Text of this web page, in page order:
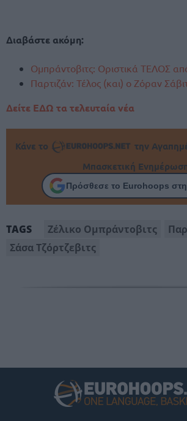
Διαβάστε ακόμη:
Ομπράντοβιτς: Οριστικά ΤΕΛΟΣ
Παρτιζάν: Τέλος (και) ο Ζόραν
Δείτε ΕΔΩ τα τελευταία νέα
Κάνε το
την
Μπασκετική
Πρόσθεσε το Eurohoops
TAGS Ζέλικο Ομπράντοβιτς
Σάσα Τζόρτζεβιτς